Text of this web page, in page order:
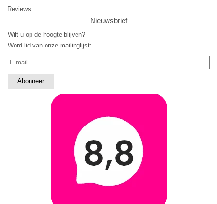
Reviews
Nieuwsbrief
Wilt u op de hoogte blijven?
Word lid van onze mailinglijst: